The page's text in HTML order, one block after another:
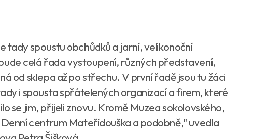
spoustu obchůdků a jarní, velikonoční
celá řada vystoupení, různých představení,
od sklepa až po střechu. V první řadě jsou tu žáci
i spousta spřátelených organizací a firem, které
se jim, přijeli znovu. Kromě Muzea sokolovského,
centrum Mateřídouška a podobně," uvedla